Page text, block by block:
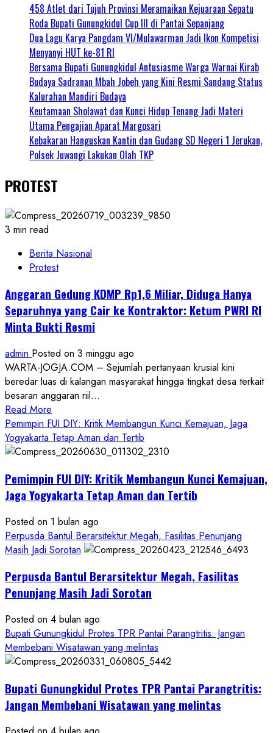
458 Atlet dari Tujuh Provinsi Meramaikan Kejuaraan Sepatu
Roda Bupati Gunungkidul Cup III di Pantai Sepanjang
Dua Lagu Karya Pangdam VI/Mulawarman Jadi Ikon Kompetisi
Menyanyi HUT ke-81 RI
Bersama Bupati Gunungkidul Antusiasme Warga Warnai Kirab
Budaya Sadranan Mbah Jobeh yang Kini Resmi Sandang Status
Kalurahan Mandiri Budaya
Keutamaan Sholawat dan Kunci Hidup Tenang Jadi Materi
Utama Pengajian Aparat Margosari
Kebakaran Hanguskan Kantin dan Gudang SD Negeri 1 Jerukan,
Polsek Juwangi Lakukan Olah TKP
PROTEST
3 min read
Berita Nasional
Protest
Anggaran Gedung KDMP Rp1,6 Miliar, Diduga Hanya
Separuhnya yang Cair ke Kontraktor: Ketum PWRI RI
Minta Bukti Resmi
admin Posted on 3 minggu ago
WARTA-JOGJA.COM – Sejumlah pertanyaan krusial kini
beredar luas di kalangan masyarakat hingga tingkat desa terkait
besaran anggaran riil...
Read More
more
about
Anggaran
KDMP
Rp1,6
Diduga
Hanya
Separuhnya
Cair
ke
Ketum
PWRI
RI
Minta
Resmi
Pemimpin FUI DIY: Kritik Membangun Kunci Kemajuan, Jaga
Yogyakarta Tetap Aman dan Tertib
Pemimpin FUI DIY: Kritik Membangun Kunci Kemajuan,
Jaga Yogyakarta Tetap Aman dan Tertib
Posted on 1 bulan ago
Perpusda Bantul Berarsitektur Megah, Fasilitas Penunjang
Masih Jadi Sorotan
Perpusda Bantul Berarsitektur Megah, Fasilitas
Penunjang Masih Jadi Sorotan
Posted on 4 bulan ago
Bupati Gunungkidul Protes TPR Pantai Parangtritis: Jangan
Membebani Wisatawan yang melintas
Bupati Gunungkidul Protes TPR Pantai Parangtritis:
Jangan Membebani Wisatawan yang melintas